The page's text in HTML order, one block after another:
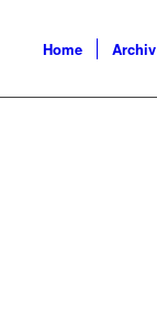
Home Archiv